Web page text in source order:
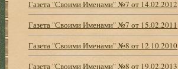
Газета "Своими Именами" №7 от 14.02.2012
Газета "Своими Именами" №7 от 15.02.2011
Газета "Своими Именами" №8 от 12.10.2010
Газета "Своими Именами" №8 от 19.02.2013